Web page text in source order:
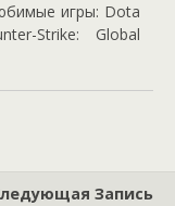
игры: Dota
Strike: Global
Запись